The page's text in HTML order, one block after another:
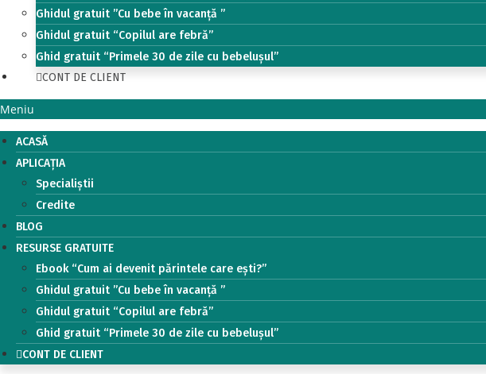
Ghidul gratuit ”Cu bebe în vacanță ”
Ghidul gratuit “Copilul are febră”
Ghid gratuit “Primele 30 de zile cu bebelușul”
CONT DE CLIENT
Meniu
ACASĂ
APLICAȚIA
Specialiștii
Credite
BLOG
RESURSE GRATUITE
Ebook “Cum ai devenit părintele care ești?”
Ghidul gratuit ”Cu bebe în vacanță ”
Ghidul gratuit “Copilul are febră”
Ghid gratuit “Primele 30 de zile cu bebelușul”
CONT DE CLIENT